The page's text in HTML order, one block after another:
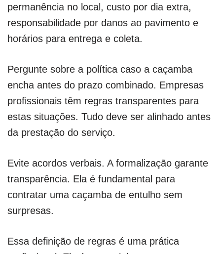
permanência no local, custo por dia extra,
responsabilidade por danos ao pavimento e
horários para entrega e coleta.
Pergunte sobre a política caso a caçamba
encha antes do prazo combinado. Empresas
profissionais têm regras transparentes para
estas situações. Tudo deve ser alinhado antes
da prestação do serviço.
Evite acordos verbais. A formalização garante
transparência. Ela é fundamental para
contratar uma caçamba de entulho sem
surpresas.
Essa definição de regras é uma prática